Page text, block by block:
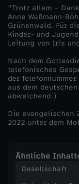
o
t
z
a
l
l
e
m
"Trotz allem –
Anne Waßmann-
Grünenwald. Für
Kinder- und
Leitung von Iris
Nach dem
telefonisches
der
aus dem
abweichend.)
Die evangelischen
2022 unter dem
Ähnliche
Gesellschaft